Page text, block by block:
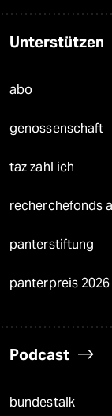
Unterstützen
abo
genossenschaft
taz zahl ich
recherchefonds
panterstiftung
panterpreis 2026
Podcast
bundestalk